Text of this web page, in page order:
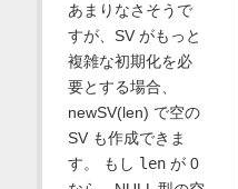
あまりなさそうで
すが、SV がもっと
複雑な初期化を必
要とする場合、
newSV(len) で空の
SV も作成できま
す。 もし lenが 0